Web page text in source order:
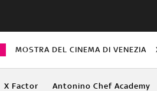
MOSTRA DEL CINEMA DI VENEZIA
X Factor Antonino Chef Academy